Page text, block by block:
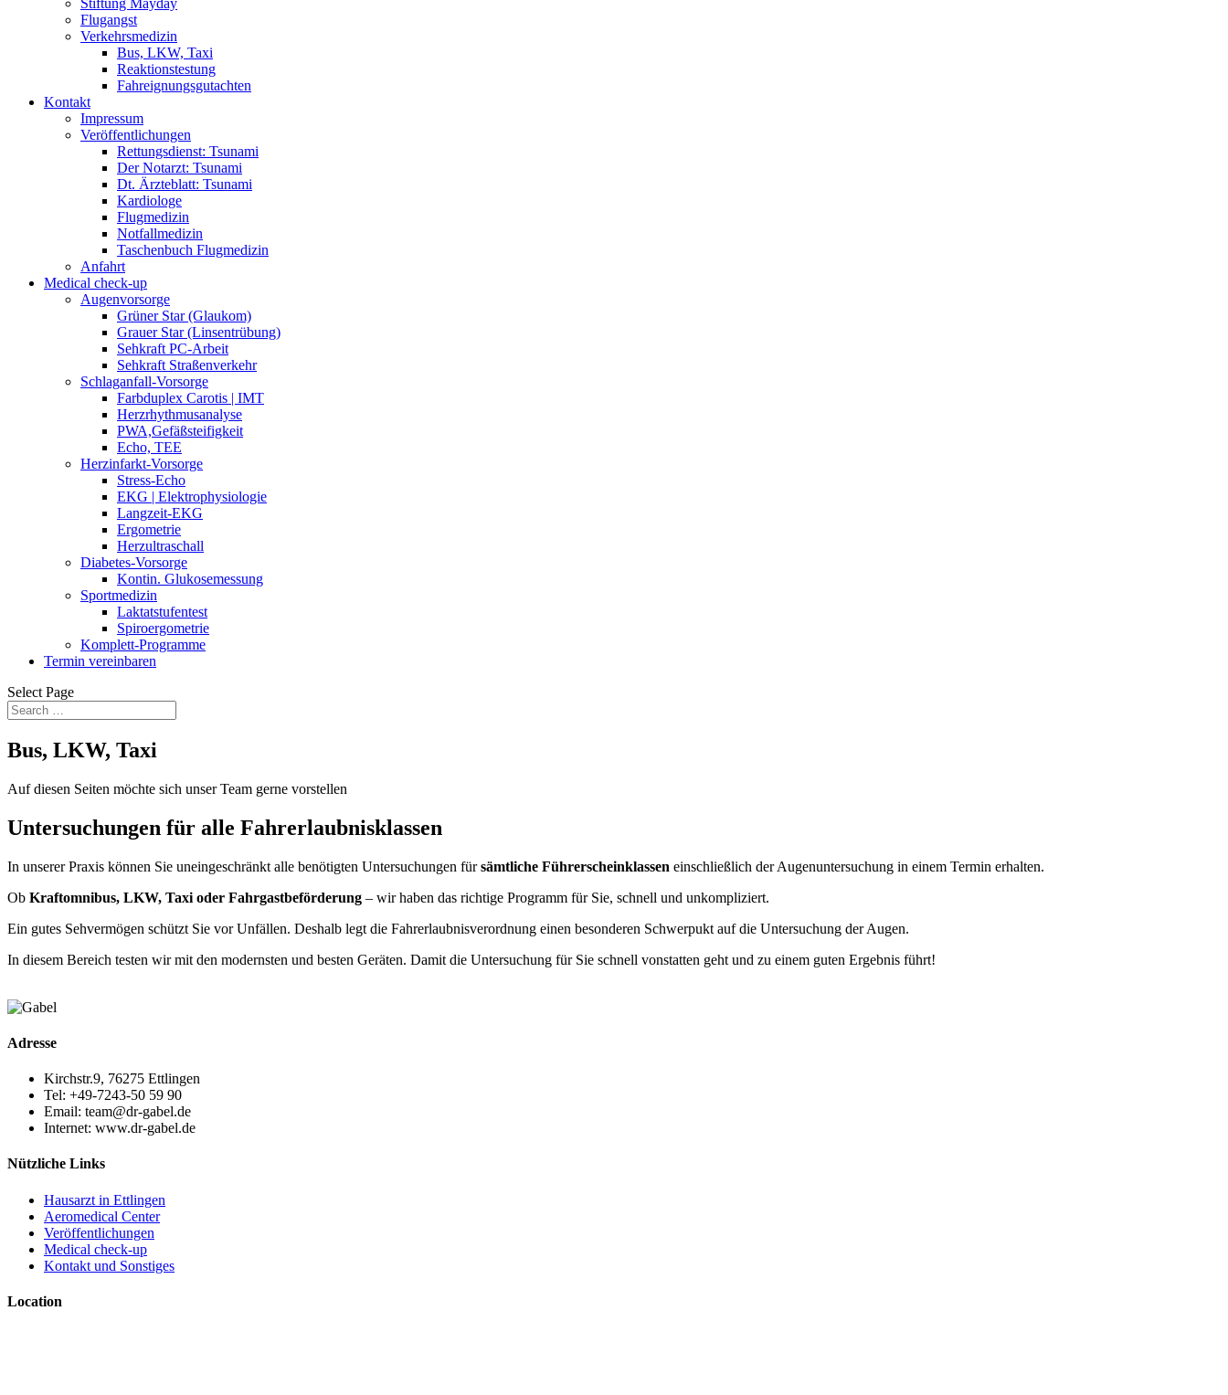
Stiftung Mayday
Flugangst
Verkehrsmedizin
Bus, LKW, Taxi
Reaktionstestung
Fahreignungsgutachten
Kontakt
Impressum
Veröffentlichungen
Rettungsdienst: Tsunami
Der Notarzt: Tsunami
Dt. Ärzteblatt: Tsunami
Kardiologe
Flugmedizin
Notfallmedizin
Taschenbuch Flugmedizin
Anfahrt
Medical check-up
Augenvorsorge
Grüner Star (Glaukom)
Grauer Star (Linsentrübung)
Sehkraft PC-Arbeit
Sehkraft Straßenverkehr
Schlaganfall-Vorsorge
Farbduplex Carotis | IMT
Herzrhythmusanalyse
PWA,Gefäßsteifigkeit
Echo, TEE
Herzinfarkt-Vorsorge
Stress-Echo
EKG | Elektrophysiologie
Langzeit-EKG
Ergometrie
Herzultraschall
Diabetes-Vorsorge
Kontin. Glukosemessung
Sportmedizin
Laktatstufentest
Spiroergometrie
Komplett-Programme
Termin vereinbaren
Select Page
Bus, LKW, Taxi
Auf diesen Seiten möchte sich unser Team gerne vorstellen
Untersuchungen für alle Fahrerlaubnisklassen
In unserer Praxis können Sie uneingeschränkt alle benötigten Untersuchungen fürsämtliche Führerscheinklassen einschließlich der Augenuntersuchung in einem Termin erhalten.
Ob Kraftomnibus, LKW, Taxi oder Fahrgastbeförderung – wir haben das richtige Programm für Sie, schnell und unkompliziert.
Ein gutes Sehvermögen schützt Sie vor Unfällen. Deshalb legt die Fahrerlaubnisverordnung einen besonderen Schwerpukt auf die Untersuchung der Augen.
In diesem Bereich testen wir mit den modernsten und besten Geräten. Damit die Untersuchung für Sie schnell vonstatten geht und zu einem guten Ergebnis führt!
Adresse
Kirchstr.9, 76275 Ettlingen
Tel: +49-7243-50 59 90
Email: team@dr-gabel.de
Internet: www.dr-gabel.de
Nützliche Links
Hausarzt in Ettlingen
Aeromedical Center
Veröffentlichungen
Medical check-up
Kontakt und Sonstiges
Location